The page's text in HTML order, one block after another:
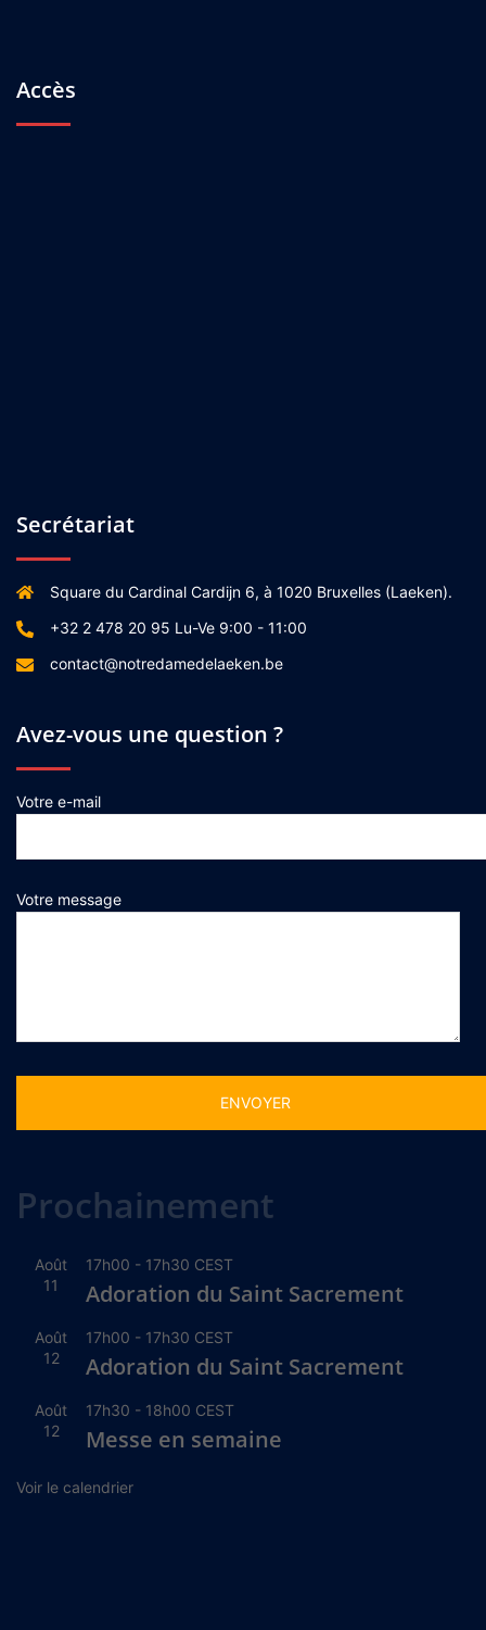
Accès
Secrétariat
Square du Cardinal Cardijn 6, à 1020 Bruxelles (Laeken).
+32 2 478 20 95 Lu-Ve 9:00 - 11:00
contact@notredamedelaeken.be
Avez-vous une question ?
Votre e-mail
Votre message
Prochainement
Août
11
17h00 - 17h30 CEST
Adoration du Saint Sacrement
Août
12
17h00 - 17h30 CEST
Adoration du Saint Sacrement
Août
12
17h30 - 18h00 CEST
Messe en semaine
Voir le calendrier